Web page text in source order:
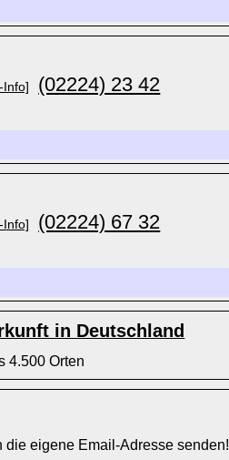
Info] (02224) 23 42
Info] (02224) 67 32
in Deutschland
4.500 Orten
die eigene Email-Adresse senden!